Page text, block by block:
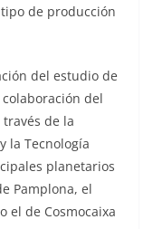
de producción
del estudio de
del
de la
la Tecnología
planetarios
Pamplona, el
el de Cosmocaixa